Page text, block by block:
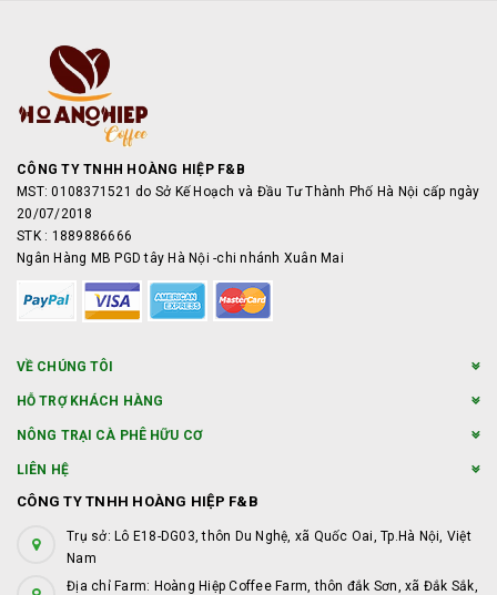
CÔNG TY TNHH HOÀNG HIỆP F&B
MST: 0108371521 do Sở Kế Hoạch và Đầu Tư Thành Phố Hà Nội cấp ngày
20/07/2018
STK : 1889886666
Ngân Hàng MB PGD tây Hà Nội -chi nhánh Xuân Mai
VỀ CHÚNG TÔI
HỖ TRỢ KHÁCH HÀNG
NÔNG TRẠI CÀ PHÊ HỮU CƠ
LIÊN HỆ
CÔNG TY TNHH HOÀNG HIỆP F&B
Trụ sở: Lô E18-DG03, thôn Du Nghệ, xã Quốc Oai, Tp.Hà Nội, Việt
Nam
Địa chỉ Farm: Hoàng Hiệp Coffee Farm, thôn đắk Sơn, xã Đắk Sắk,